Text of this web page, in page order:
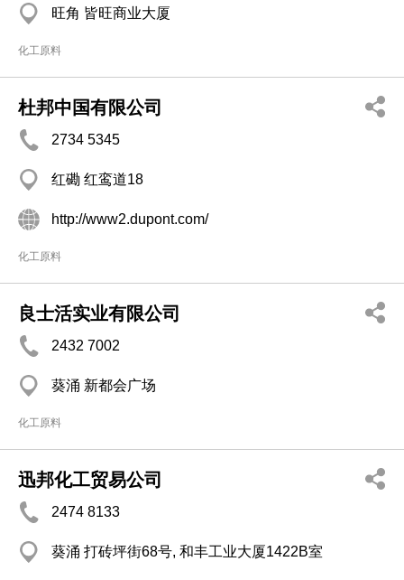
旺角 皆旺商业大厦
化工原料
杜邦中国有限公司
2734 5345
红磡 红鸾道18
http://www2.dupont.com/
化工原料
良士活实业有限公司
2432 7002
葵涌 新都会广场
化工原料
迅邦化工贸易公司
2474 8133
葵涌 打砖坪街68号, 和丰工业大厦1422B室